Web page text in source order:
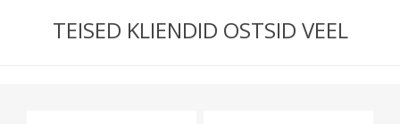
TEISED KLIENDID OSTSID VEEL